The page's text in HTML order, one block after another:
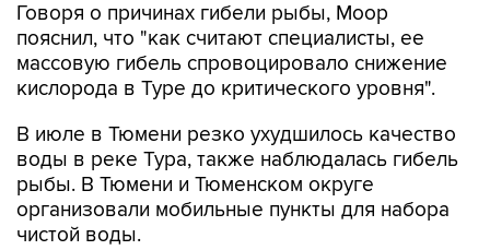
Говоря о причинах гибели рыбы, Моор
пояснил, что "как считают специалисты, ее
массовую гибель спровоцировало снижение
кислорода в Туре до критического уровня".
В июле в Тюмени резко ухудшилось качество
воды в реке Тура, также наблюдалась гибель
рыбы. В Тюмени и Тюменском округе
организовали мобильные пункты для набора
чистой воды.